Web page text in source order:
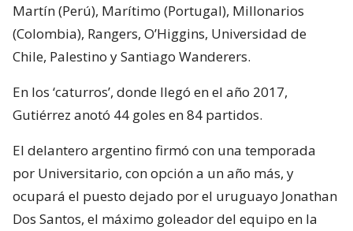
Martín (Perú), Marítimo (Portugal), Millonarios
(Colombia), Rangers, O’Higgins, Universidad de
Chile, Palestino y Santiago Wanderers.
En los ‘caturros’, donde llegó en el año 2017,
Gutiérrez anotó 44 goles en 84 partidos.
El delantero argentino firmó con una temporada
por Universitario, con opción a un año más, y
ocupará el puesto dejado por el uruguayo Jonathan
Dos Santos, el máximo goleador del equipo en la